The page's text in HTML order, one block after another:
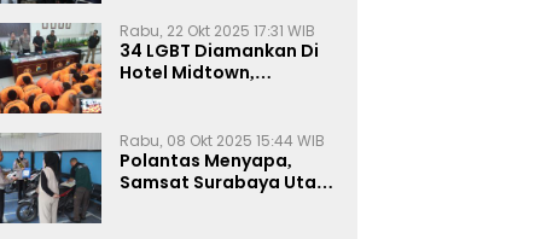
Rabu, 22 Okt 2025 17:31 WIB
34 LGBT Diamankan Di
Hotel Midtown,
Rabu, 08 Okt 2025 15:44 WIB
Polantas Menyapa,
Samsat Surabaya Utara